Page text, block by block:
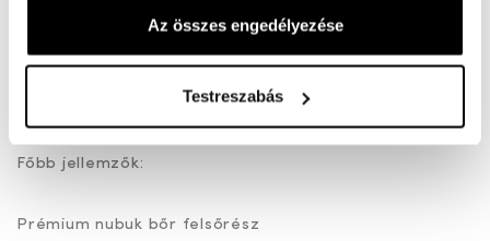
Az összes engedélyezése
Testreszabás
ideális választás hétköznapi viselethez, sétákhoz vagy
akár nyári utazásokhoz is.
Főbb jellemzők:
Prémium nubuk bőr felsőrész